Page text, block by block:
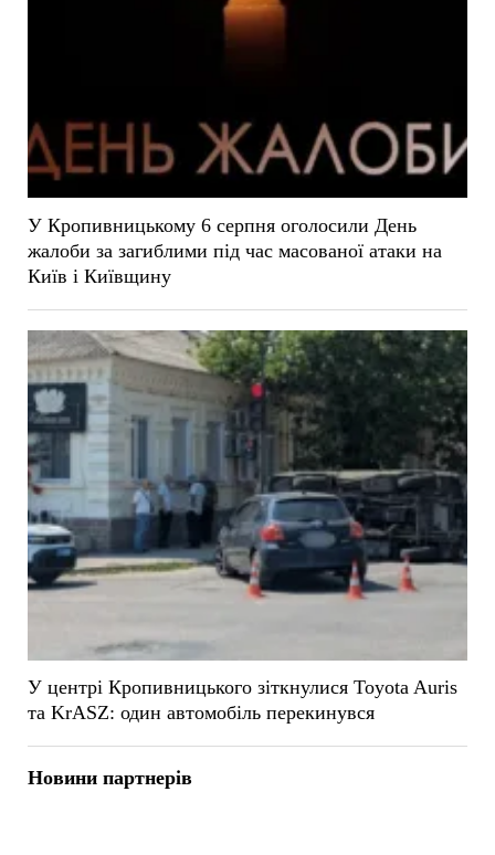
У Кропивницькому 6 серпня оголосили День
жалоби за загиблими під час масованої атаки на
Київ і Київщину
У центрі Кропивницького зіткнулися Toyota Auris
та KrASZ: один автомобіль перекинувся
Новини партнерів